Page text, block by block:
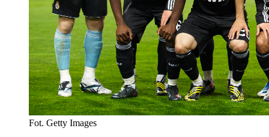
Fot. Getty Images